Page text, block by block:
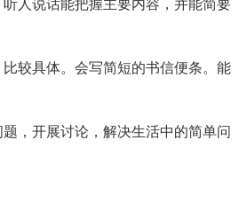
人说话能把握主要内容，并能简要
较具体。会写简短的书信便条。能
，开展讨论，解决生活中的简单问